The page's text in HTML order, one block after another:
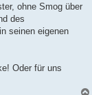
ohne Smog über
des
seinen eigenen
Oder für uns